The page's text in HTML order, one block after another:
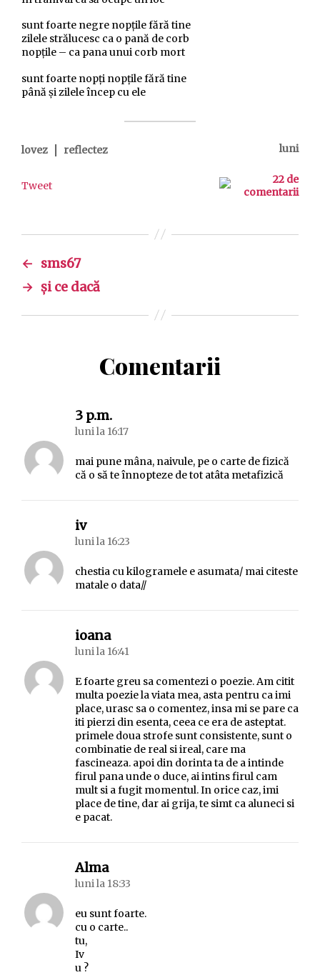
sunt foarte negre nopţile fără tine
zilele strălucesc ca o pană de corb
nopţile – ca pana unui corb mort
sunt foarte nopţi nopţile fără tine
până şi zilele încep cu ele
lovez reflectez luni
Tweet
22 de
comentarii
← sms67
→ şi ce dacă
Comentarii
3 p.m.spune:
luni la 16:17
mai pune mâna, naivule, pe o carte de fizică
că o să te înnopteze de tot atâta metafizică
ivspune:
luni la 16:23
chestia cu kilogramele e asumata/ mai citeste
matale o data//
ioanaspune:
luni la 16:41
E foarte greu sa comentezi o poezie. Am citit
multa poezie la viata mea, asta pentru ca imi
place, urasc sa o comentez, insa mi se pare ca
iti pierzi din esenta, ceea ce era de asteptat.
primele doua strofe sunt consistente, sunt o
combinatie de real si ireal, care ma
fascineaza. apoi din dorinta ta de a intinde
firul pana unde o duce, ai intins firul cam
mult si a fugit momentul. In orice caz, imi
place de tine, dar ai grija, te simt ca aluneci si
e pacat.
Almaspune:
luni la 18:33
eu sunt foarte.
cu o carte..
tu,
Iv
u ?